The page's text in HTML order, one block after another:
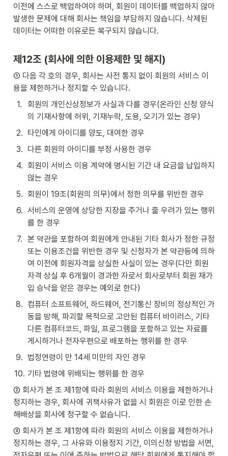
이전에 스스로 백업하여야 하며, 회원이 데이터를 백업하지 않아
발생한 문제에 대해 회사는 책임을 부담하지 않습니다. 삭제된
데이터는 어떠한 이유로든 복구되지 않습니다.
제12조 (회사에 의한 이용제한 및 해지)
① 다음 각 호의 경우, 회사는 사전 통지 없이 회원의 서비스 이
용을 제한하거나 정지할 수 있습니다.
1.
회원의 개인신상정보가 사실과 다를 경우(온라인 신청 양식
의 기재사항에 허위, 기재누락, 도용, 오기가 있는 경우)
2. 타인에게 아이디를 양도, 대여한 경우
3. 다른 회원의 아이디를 부정 사용한 경우
4. 회원이 서비스 이용 계약에 명시된 기간 내 요금을 납입하지
않는 경우
5. 회원이 19조(회원의 의무)에서 정한 의무를 위반한 경우
6. 서비스의 운영에 상당한 지장을 주거나 줄 우려가 있는 행위
를 한 경우
7. 본 약관을 포함하여 회원에게 안내된 기타 회사가 정한 규정
또는 이용조건을 위반한 경우 및 신청자가 본 약관등에 의하
여 이전에 회원자격을 상실한 사실이 있는 경우(다만 회원
자격 상실 후 6개월이 경과한 자로서 회사로부터 회원 재가
입 승낙을 얻은 경우는 예외로 한다)
8. 컴퓨터 소프트웨어, 하드웨어, 전기통신 장비의 정상적인 가
동을 방해, 파괴할 목적으로 고안된 컴퓨터 바이러스, 기타
다른 컴퓨터코드, 파일, 프로그램을 포함하고 있는 자료를
게시하거나 전자우편으로 배포하는 행위를 한 경우
9. 법정연령이 만 14세 미만의 자인 경우
10. 기타 법령에 위배되는 행위를 한 경우
② 회사가 본 조 제1항에 따라 회원의 서비스 이용을 제한하거나
정지하는 경우, 회사에 귀책사유가 없을 시 회원은 이로 인한 손
해배상을 회사에 청구할 수 없습니다.
③ 회사가 본 조 제1항에 따라 회원의 서비스 이용을 제한하거나
정지하는 경우, 그 사유와 이용정지 기간, 이의신청 방법을 서면,